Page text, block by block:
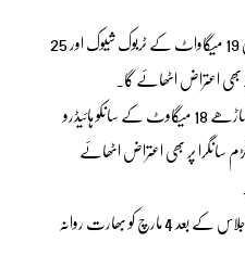
انہوں نے کہا کہ پاکستان دریا سندھ پر ہی 19 میگاواٹ کے ٹربوک شیوک اور 25
اعتراض اٹھائے گا۔
مہرعلی شاہ نے بتایا کہ دریا سندھ پر ہی ساڑھے 18 میگاوٹ کے سانکو ہائیڈرو
کے مینگڑم سانگرا پر بھی اعتراض اٹھائے
انڈس واٹر کمشنر نے بتایا کہ بھارتی وفد اجلاس کے بعد 4 مارچ کو بھارت روانہ